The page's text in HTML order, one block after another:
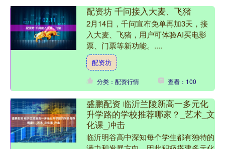
配资坊 千问接入大麦、飞猪
2月14日，千问宣布免单再加3天，接
入大麦、飞猪，用户可体验AI买电影
票、门票等新功能。....
配资坊
分类：配资行情 查看：100
盛鹏配资 临沂兰陵新高一多元化
升学路的学校推荐哪家？_艺术_文
化课_冲击
临沂明谷高中深知每个学生都有独特的